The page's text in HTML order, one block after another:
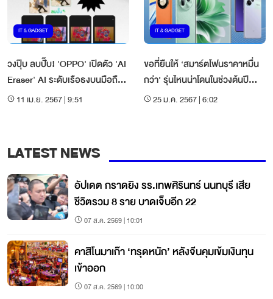
IT & GADGET
วงปุ๊บ ลบปั๊บ! 'OPPO' เปิดตัว 'AI
Eraser' AI ระดับเรือธงบนมือถือ
ราคาหมื่นต้น
11 เม.ย. 2567 | 9:51
IT & GADGET
ขอที่ยืนให้ ‘สมาร์ตโฟนราคาหมื่น
กว่า’ รุ่นไหนน่าโดนในช่วงต้นปี
มังกรทอง
25 ม.ค. 2567 | 6:02
LATEST NEWS
อัปเดต กราดยิง รร.เทพศิรินทร์ นนทบุรี เสีย
ชีวิตรวม 8 ราย บาดเจ็บอีก 22
07 ส.ค. 2569 | 10:01
คาสิโนมาเก๊า ‘ทรุดหนัก’ หลังจีนคุมเข้มเงินทุน
เข้าออก
07 ส.ค. 2569 | 10:00